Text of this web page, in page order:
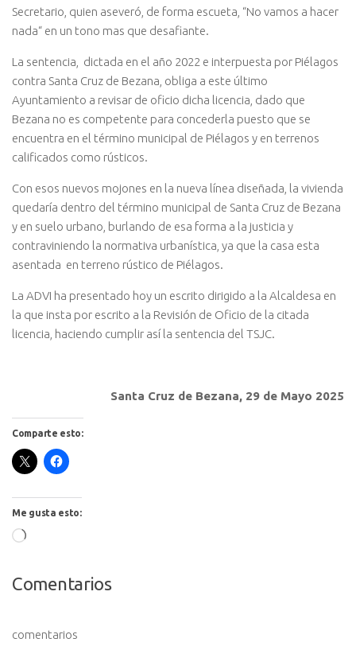
Secretario, quien aseveró, de forma escueta, “No vamos a hacer
nada“ en un tono mas que desafiante.
La sentencia, dictada en el año 2022 e interpuesta por Piélagos
contra Santa Cruz de Bezana, obliga a este último
Ayuntamiento a revisar de oficio dicha licencia, dado que
Bezana no es competente para concederla puesto que se
encuentra en el término municipal de Piélagos y en terrenos
calificados como rústicos.
Con esos nuevos mojones en la nueva línea diseñada, la vivienda
quedaría dentro del término municipal de Santa Cruz de Bezana
y en suelo urbano, burlando de esa forma a la justicia y
contraviniendo la normativa urbanística, ya que la casa esta
asentada en terreno rústico de Piélagos.
La ADVI ha presentado hoy un escrito dirigido a la Alcaldesa en
la que insta por escrito a la Revisión de Oficio de la citada
licencia, haciendo cumplir así la sentencia del TSJC.
Santa Cruz de Bezana, 29 de Mayo 2025
Comparte esto:
Me gusta esto:
Cargando...
Comentarios
comentarios